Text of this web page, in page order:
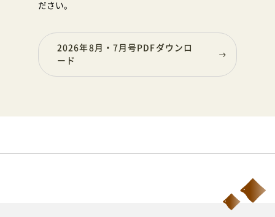
ださい。
2026年8月・7月号PDFダウンロ
ード